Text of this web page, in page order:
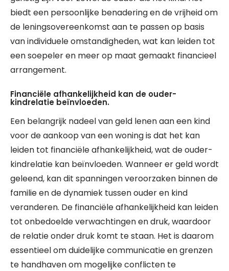
biedt een persoonlijke benadering en de vrijheid om
de leningsovereenkomst aan te passen op basis
van individuele omstandigheden, wat kan leiden tot
een soepeler en meer op maat gemaakt financieel
arrangement.
Financiële afhankelijkheid kan de ouder-
kindrelatie beïnvloeden.
Een belangrijk nadeel van geld lenen aan een kind
voor de aankoop van een woning is dat het kan
leiden tot financiële afhankelijkheid, wat de ouder-
kindrelatie kan beïnvloeden. Wanneer er geld wordt
geleend, kan dit spanningen veroorzaken binnen de
familie en de dynamiek tussen ouder en kind
veranderen. De financiële afhankelijkheid kan leiden
tot onbedoelde verwachtingen en druk, waardoor
de relatie onder druk komt te staan. Het is daarom
essentieel om duidelijke communicatie en grenzen
te handhaven om mogelijke conflicten te